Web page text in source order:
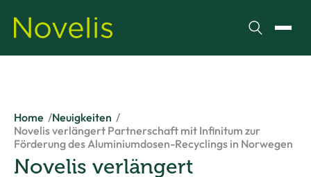
Suchen
Home
Neuigkeiten
Novelis verlängert Partnerschaft mit Infinitum zur
Förderung des Aluminiumdosen-Recyclings in Norwegen
Novelis verlängert